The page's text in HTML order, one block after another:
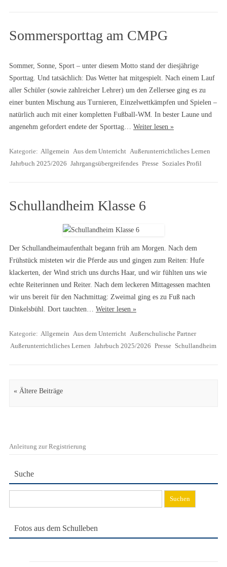
Sommersporttag am CMPG
Sommer, Sonne, Sport – unter diesem Motto stand der diesjährige
Sporttag. Und tatsächlich: Das Wetter hat mitgespielt. Nach einem Lauf
aller Schüler (sowie zahlreicher Lehrer) um den Zellersee ging es zu
einer bunten Mischung aus Turnieren, Einzelwettkämpfen und Spielen –
natürlich auch mit einer kompletten Fußball-WM. In bester Laune und
angenehm gefordert endete der Sporttag… Weiter lesen »
Kategorie: Allgemein Aus dem Unterricht Außerunterrichtliches Lernen
Jahrbuch 2025/2026 Jahrgangsübergreifendes Presse Soziales Profil
Schullandheim Klasse 6
Der Schullandheimaufenthalt begann früh am Morgen. Nach dem
Frühstück misteten wir die Pferde aus und gingen zum Reiten: Hufe
klackerten, der Wind strich uns durchs Haar, und wir fühlten uns wie
echte Reiterinnen und Reiter. Nach dem leckeren Mittagessen machten
wir uns bereit für den Nachmittag: Zweimal ging es zu Fuß nach
Dinkelsbühl. Dort tauchten… Weiter lesen »
Kategorie: Allgemein Aus dem Unterricht Außerschulische Partner
Außerunterrichtliches Lernen Jahrbuch 2025/2026 Presse Schullandheim
Artikel Navigation
« Ältere Beiträge
Anleitung zur Registrierung
Suche
nach:
Fotos aus dem Schulleben